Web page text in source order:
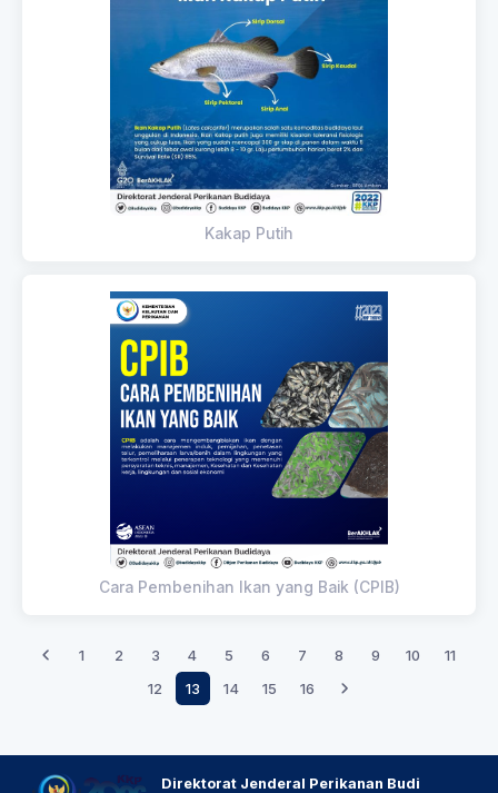
Kakap Putih
Cara Pembenihan Ikan yang Baik (CPIB)
1 2 3 4 5 6 7 8 9 10
11
12
13 14 15 16
Direktorat Jenderal Perikanan Budi